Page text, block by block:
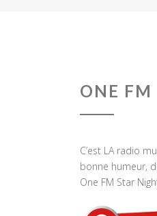
ONE FM
C’est LA radio
bonne humeur,
One FM Star